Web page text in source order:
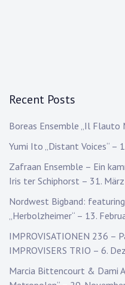
Recent Posts
Boreas Ensemble „Il Flauto
Yumi Ito „Distant Voices“ –
Zafraan Ensemble – Ein
Iris ter Schiphorst – 31.
Nordwest Bigband:
„Herbolzheimer“ – 13.
IMPROVISATIONEN 236 –
IMPROVISERS TRIO – 6.
Marcia Bittencourt & Dami